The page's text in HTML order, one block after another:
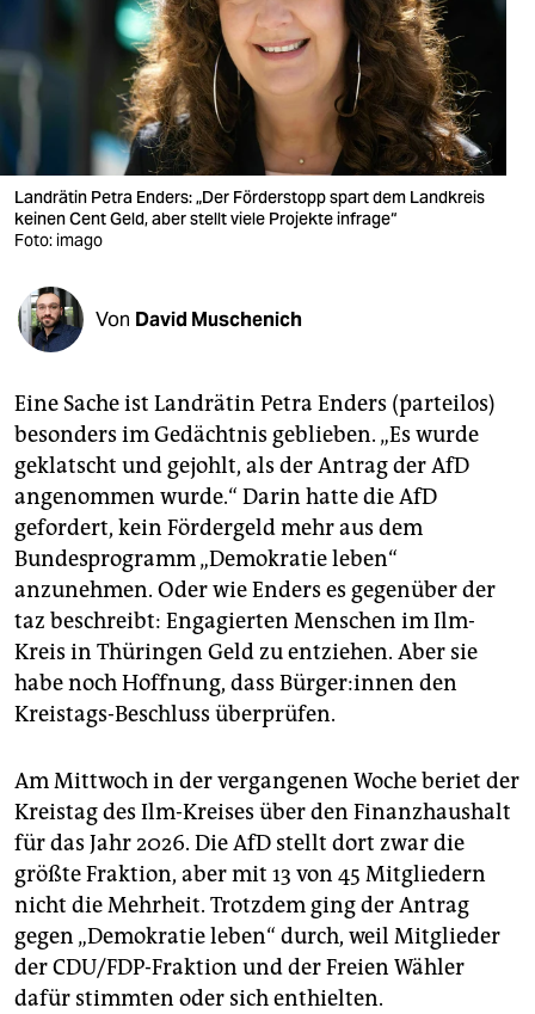
verlag
veranstaltungen
fragen & hilfe
unterstützen
genossenschaft
epaper login
Landrätin Petra Enders: „Der Förderstopp spart dem Landkreis
keinen Cent Geld, aber stellt viele Projekte infrage“
Foto: imago
Von David Muschenich
Eine Sache ist Landrätin Petra Enders (parteilos)
besonders im Gedächtnis geblieben. „Es wurde
geklatscht und gejohlt, als der Antrag der AfD
angenommen wurde.“ Darin hatte die AfD
gefordert, kein Fördergeld mehr aus dem
Bundesprogramm „Demokratie leben“
anzunehmen. Oder wie Enders es gegenüber der
taz beschreibt: Engagierten Menschen im Ilm-
Kreis in Thüringen Geld zu entziehen. Aber sie
habe noch Hoffnung, dass Bür­ge­r:in­nen den
Kreistags-Beschluss überprüfen.
Am Mittwoch in der vergangenen Woche beriet der
Kreistag des Ilm-Kreises über den Finanzhaushalt
für das Jahr 2026. Die AfD stellt dort zwar die
größte Fraktion, aber mit 13 von 45 Mitgliedern
nicht die Mehrheit. Trotzdem ging der Antrag
gegen „Demokratie leben“ durch, weil Mitglieder
der CDU/FDP-Fraktion und der Freien Wähler
dafür stimmten oder sich enthielten.